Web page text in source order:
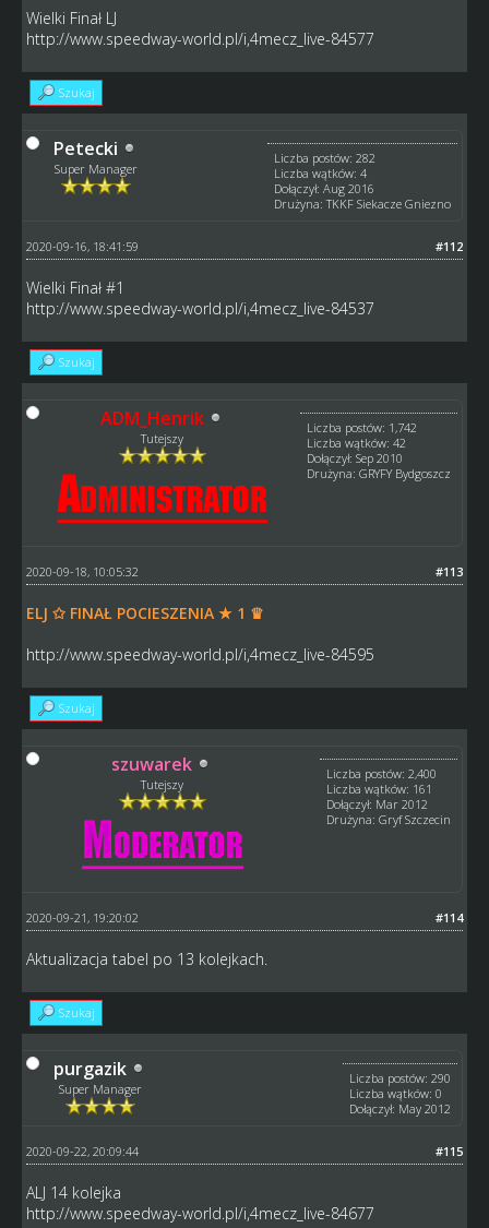
Wielki Finał LJ
http://www.speedway-world.pl/i,4mecz_live-84577
Szukaj
Petecki
Super Manager
Liczba postów: 282
Liczba wątków: 4
Dołączył: Aug 2016
Drużyna: TKKF Siekacze Gniezno
#112
2020-09-16, 18:41:59
Wielki Finał #1
http://www.speedway-world.pl/i,4mecz_live-84537
Szukaj
ADM_Henrik
Tutejszy
Liczba postów: 1,742
Liczba wątków: 42
Dołączył: Sep 2010
Drużyna: GRYFY Bydgoszcz
#113
2020-09-18, 10:05:32
ELJ ✩ FINAŁ POCIESZENIA ★ 1 ♛
http://www.speedway-world.pl/i,4mecz_live-84595
Szukaj
szuwarek
Tutejszy
Liczba postów: 2,400
Liczba wątków: 161
Dołączył: Mar 2012
Drużyna: Gryf Szczecin
#114
2020-09-21, 19:20:02
Aktualizacja tabel po 13 kolejkach.
Szukaj
purgazik
Super Manager
Liczba postów: 290
Liczba wątków: 0
Dołączył: May 2012
#115
2020-09-22, 20:09:44
ALJ 14 kolejka
http://www.speedway-world.pl/i,4mecz_live-84677